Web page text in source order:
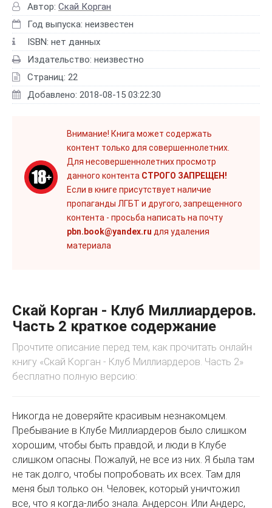
Автор: Скай Корган
Год выпуска: неизвестен
ISBN: нет данных
Издательство: неизвестно
Страниц: 22
Добавлено: 2018-08-15 03:22:30
Внимание! Книга может содержать
контент только для совершеннолетних.
Для несовершеннолетних просмотр
данного контента СТРОГО ЗАПРЕЩЕН!
Если в книге присутствует наличие
пропаганды ЛГБТ и другого, запрещенного
контента - просьба написать на почту
pbn.book@yandex.ru для удаления
материала
Скай Корган - Клуб Миллиардеров.
Часть 2 краткое содержание
Прочтите описание перед тем, как прочитать онлайн
книгу «Скай Корган - Клуб Миллиардеров. Часть 2»
бесплатно полную версию:
Никогда не доверяйте красивым незнакомцем.
Пребывание в Клубе Миллиардеров было слишком
хорошим, чтобы быть правдой, и люди в Клубе
слишком опасны. Пожалуй, не все из них. Я была там
не так долго, чтобы попробовать их всех. Там для
меня был только он. Человек, который уничтожил
все, что я когда-либо знала. Андерсон. Или Андерс,